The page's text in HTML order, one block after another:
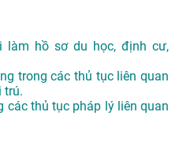
làm hồ sơ du học, định cư,
trong các thủ tục liên quan
trú.
các thủ tục pháp lý liên quan